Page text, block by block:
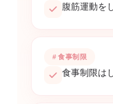
腹筋運動を
食事制限
食事制限は